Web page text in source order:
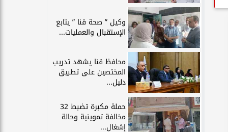
وكيل ” صحة قنا ” يتابع
الإستقبال والعمليات...
محافظ قنا يشهد تدريب
المختصين على تطبيق
دليل...
حملة مكبرة تضبط 32
مخالفة تموينية وحالة
إشغال...